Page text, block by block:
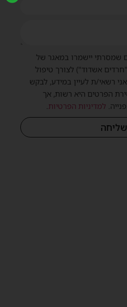
שמסרתי יישמרו במאגר של
אשדוד") לצורך טיפול
אני רשאי/ת לעיין במידע, לבקש
הפרטים היא רשות, אך
למדיניות הפרטיות.
שליחה